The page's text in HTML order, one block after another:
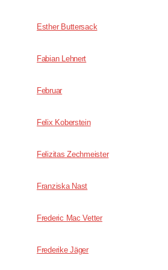
Esther Buttersack
Fabian Lehnert
Februar
Felix Koberstein
Felizitas Zechmeister
Franziska Nast
Frederic Mac Vetter
Frederike Jäger